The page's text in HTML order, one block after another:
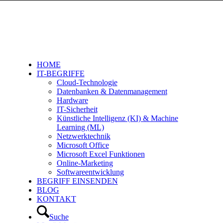
HOME
IT-BEGRIFFE
Cloud-Technologie
Datenbanken & Datenmanagement
Hardware
IT-Sicherheit
Künstliche Intelligenz (KI) & Machine
Learning (ML)
Netzwerktechnik
Microsoft Office
Microsoft Excel Funktionen
Online-Marketing
Softwareentwicklung
BEGRIFF EINSENDEN
BLOG
KONTAKT
Suche